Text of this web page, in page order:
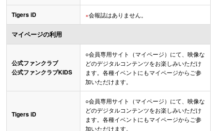
Tigers iD ×会報誌はありません。
マイページの利用
公式ファンクラブ
公式ファンクラブKIDS
○会員専用サイト（マイページ）にて、映像な
どのデジタルコンテンツをお楽しみいただけ
ます。各種イベントにもマイページからご参
加いただけます。
Tigers iD
○会員専用サイト（マイページ）にて、映像な
どのデジタルコンテンツをお楽しみいただけ
ます。各種イベントにもマイページからご参
加いただけます。